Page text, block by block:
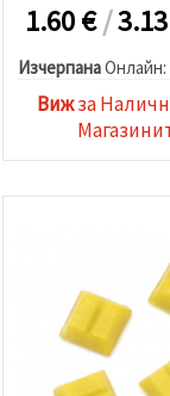
1.60€/
ИзчерпанаOнлайн:
Вижза